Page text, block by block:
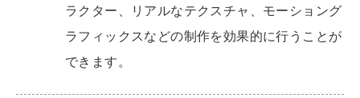
ラクター、リアルなテクスチャ、モーショング
ラフィックスなどの制作を効果的に行うことが
できます。